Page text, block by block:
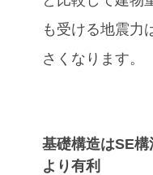
も受ける地震力
さくなります。
基礎構造はSE
より有利